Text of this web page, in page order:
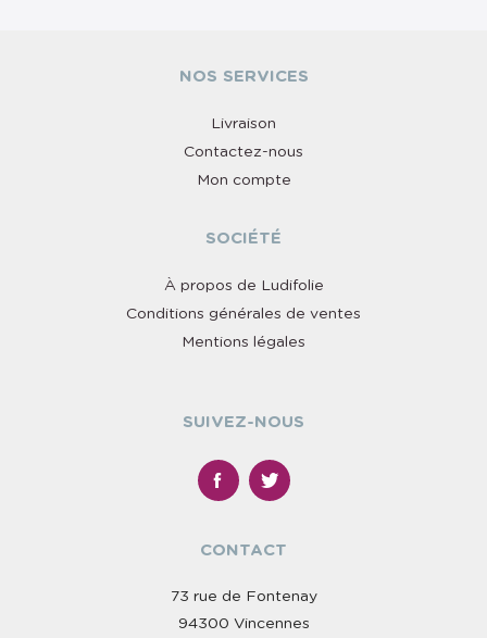
NOS SERVICES
Livraison
Contactez-nous
Mon compte
SOCIÉTÉ
À propos de Ludifolie
Conditions générales de ventes
Mentions légales
SUIVEZ-NOUS
CONTACT
73 rue de Fontenay
94300 Vincennes